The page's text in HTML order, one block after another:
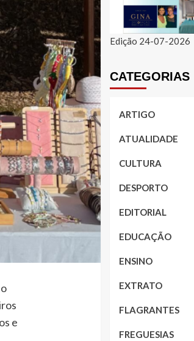
e
Edição 24-07-2026
CATEGORIAS
ARTIGO
ATUALIDADE
CULTURA
DESPORTO
EDITORIAL
EDUCAÇÃO
ENSINO
EXTRATO
FLAGRANTES
FREGUESIAS